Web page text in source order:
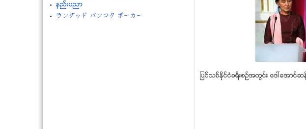
ျပင္သစ္ႏုိင္ငံခရီးစဥ္အတြင္း ေဒၚေအာင္
နည္းပညာ
ラングッド バンコク ポーカー